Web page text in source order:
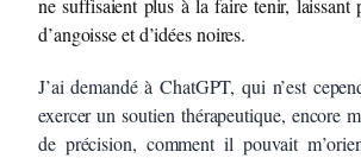
ne suffisaient plus à la faire tenir, laissant
d’angoisse et d’idées noires.
J’ai demandé à ChatGPT, qui n’est
exercer un soutien thérapeutique, encore
de précision, comment il pouvait